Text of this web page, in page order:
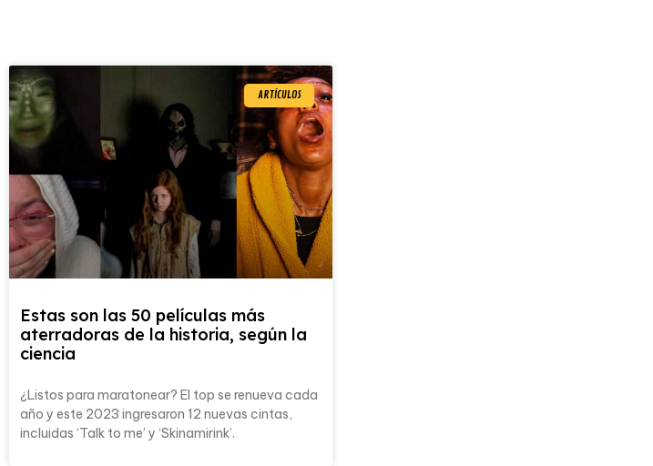
ARTÍCULOS
Estas son las 50 películas más
aterradoras de la historia, según la
ciencia
¿Listos para maratonear? El top se renueva cada
año y este 2023 ingresaron 12 nuevas cintas,
incluidas ‘Talk to me’ y ‘Skinamirink’.